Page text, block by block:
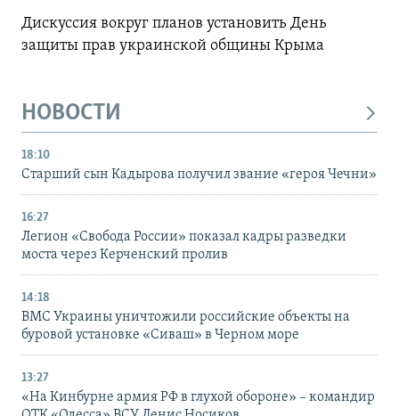
Дискуссия вокруг планов установить День
защиты прав украинской общины Крыма
НОВОСТИ
18:10
Старший сын Кадырова получил звание «героя Чечни»
16:27
Легион «Свобода России» показал кадры разведки
моста через Керченский пролив
14:18
ВМС Украины уничтожили российские объекты на
буровой установке «Сиваш» в Черном море
13:27
«На Кинбурне армия РФ в глухой обороне» – командир